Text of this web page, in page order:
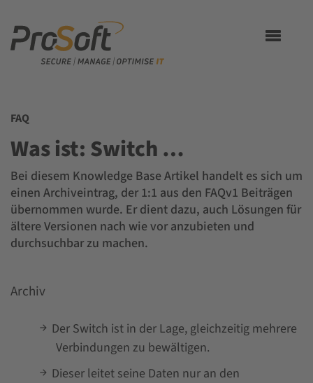
Toggle
FAQ
Was ist: Switch …
Bei diesem Knowledge Base Artikel handelt es sich um
einen Archiveintrag, der 1:1 aus den FAQv1 Beiträgen
übernommen wurde. Er dient dazu, auch Lösungen für
ältere Versionen nach wie vor anzubieten und
durchsuchbar zu machen.
Archiv
Der Switch ist in der Lage, gleichzeitig mehrere
Verbindungen zu bewältigen.
Dieser leitet seine Daten nur an den